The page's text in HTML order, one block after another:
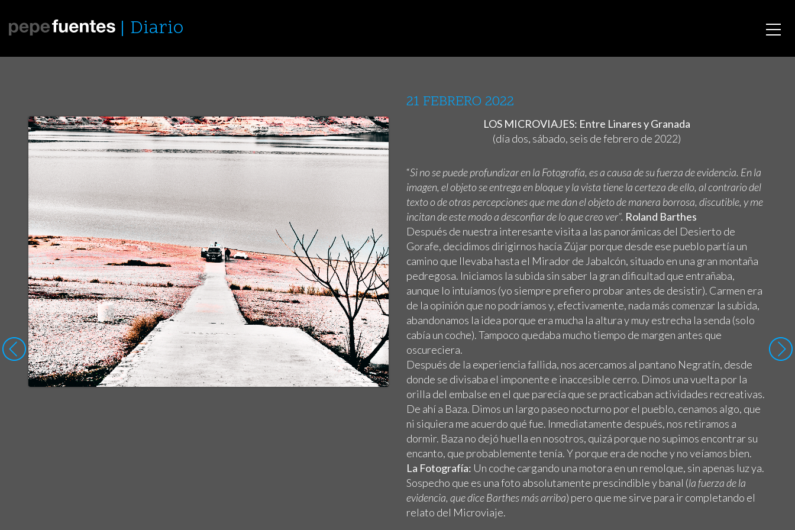
Diario
21 FEBRERO 2022
LOS MICROVIAJES: Entre Linares y Granada
(día dos, sábado, seis de febrero de 2022)
“Si no se puede profundizar en la Fotografía, es a causa de su fuerza de evidencia. En la
imagen, el objeto se entrega en bloque y la vista tiene la certeza de ello, al contrario del
texto o de otras percepciones que me dan el objeto de manera borrosa, discutible, y me
incitan de este modo a desconfiar de lo que creo ver”. Roland Barthes
Después de nuestra interesante visita a las panorámicas del Desierto de
Gorafe, decidimos dirigirnos hacía Zújar porque desde ese pueblo partía un
camino que llevaba hasta el Mirador de Jabalcón, situado en una gran montaña
pedregosa. Iniciamos la subida sin saber la gran dificultad que entrañaba,
aunque lo intuíamos (yo siempre prefiero probar antes de desistir). Carmen era
de la opinión que no podríamos y, efectivamente, nada más comenzar la subida,
abandonamos la idea porque era mucha la altura y muy estrecha la senda (solo
cabía un coche). Tampoco quedaba mucho tiempo de margen antes que
oscureciera.
Después de la experiencia fallida, nos acercamos al pantano Negratín, desde
donde se divisaba el imponente e inaccesible cerro. Dimos una vuelta por la
orilla del embalse en el que parecía que se practicaban actividades recreativas.
De ahí a Baza. Dimos un largo paseo nocturno por el pueblo, cenamos algo, que
ni siquiera me acuerdo qué fue. Inmediatamente después, nos retiramos a
dormir. Baza no dejó huella en nosotros, quizá porque no supimos encontrar su
encanto, que probablemente tenía. Y porque era de noche y no veíamos bien.
La Fotografía: Un coche cargando una motora en un remolque, sin apenas luz ya.
Sospecho que es una foto absolutamente prescindible y banal (la fuerza de la
evidencia, que dice Barthes más arriba) pero que me sirve para ir completando el
relato del Microviaje.